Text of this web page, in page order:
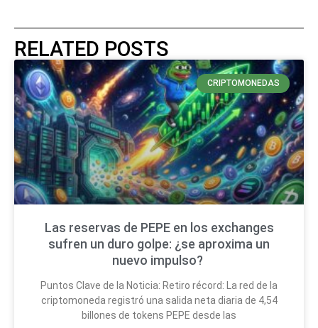
RELATED POSTS
CRIPTOMONEDAS
Las reservas de PEPE en los exchanges
sufren un duro golpe: ¿se aproxima un
nuevo impulso?
Puntos Clave de la Noticia: Retiro récord: La red de la
criptomoneda registró una salida neta diaria de 4,54
billones de tokens PEPE desde las